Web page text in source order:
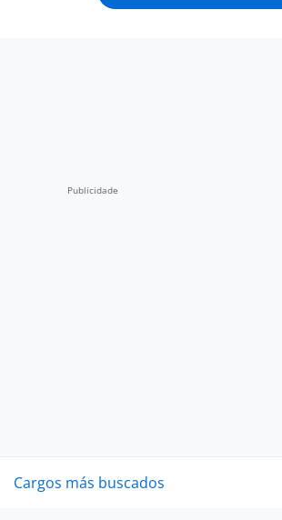
Cargos más buscados